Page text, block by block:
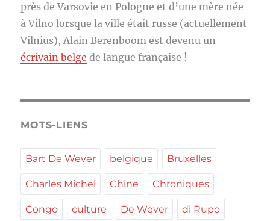
près de Varsovie en Pologne et d’une mère née
à Vilno lorsque la ville était russe (actuellement
Vilnius), Alain Berenboom est devenu un
écrivain belge de langue française !
MOTS-LIENS
Bart De Wever belgique Bruxelles
Charles Michel Chine Chroniques
Congo culture De Wever di Rupo